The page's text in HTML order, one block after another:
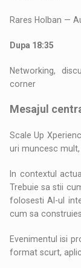
Rares Holban —
Dupa 18:35
Networking,
corner
Mesajul
Scale Up
uri muncesc mult,
In contextul
Trebuie sa stii
folosesti AI-ul
cum sa
Evenimentul isi
format scurt,